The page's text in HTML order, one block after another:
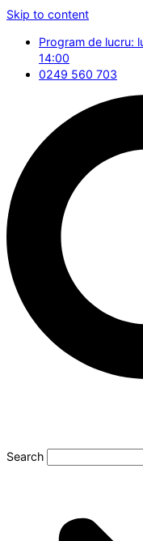
Skip to content
Program de lucru:
14:00
0249 560 703
Search